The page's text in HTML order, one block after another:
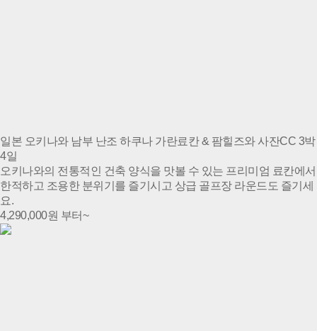
일본 오키나와 남부 난조 하쿠나 가란료칸 & 팜힐즈와 사잔CC 3박
4일
오키나와의 전통적인 건축 양식을 맛볼 수 있는 프리미엄 료칸에서
한적하고 조용한 분위기를 즐기시고 상급 골프장 라운드도 즐기세
요.
4,290,000원 부터~